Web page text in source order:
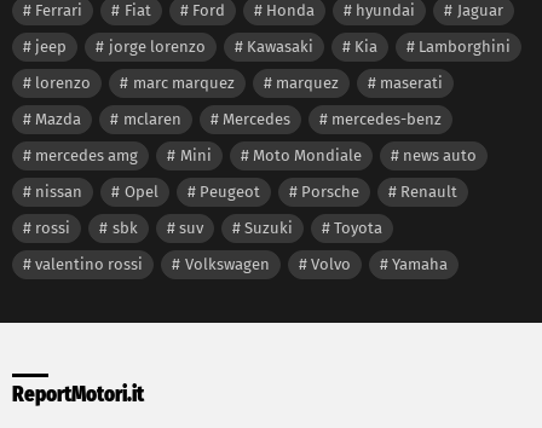
Ferrari
Fiat Ford Honda hyundai
Jaguar
jeep
jorge lorenzo Kawasaki Kia
Lamborghini
lorenzo
marc marquez marquez
maserati
Mazda
mclaren Mercedes
mercedes-benz
mercedes amg
Mini Moto Mondiale
news auto
nissan
Opel Peugeot Porsche
Renault
rossi
sbk suv Suzuki
Toyota
valentino rossi
Volkswagen Volvo Yamaha
ReportMotori.it